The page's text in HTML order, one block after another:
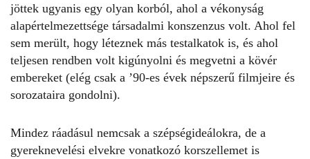
jöttek ugyanis egy olyan korból, ahol a vékonyság
alapértelmezettsége társadalmi konszenzus volt. Ahol fel
sem merült, hogy léteznek más testalkatok is, és ahol
teljesen rendben volt kigúnyolni és megvetni a kövér
embereket (elég csak a ’90-es évek népszerű filmjeire és
sorozataira gondolni).
Mindez ráadásul nemcsak a szépségideálokra, de a
gyereknevelési elvekre vonatkozó korszellemet is